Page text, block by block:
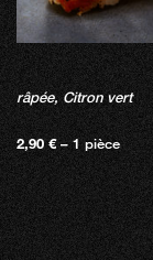
râpée, Citron vert
2,90 €– 1 pièce